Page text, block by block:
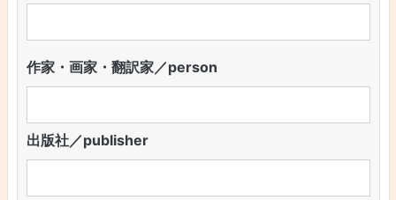
作家・画家・翻訳家／person
出版社／publisher